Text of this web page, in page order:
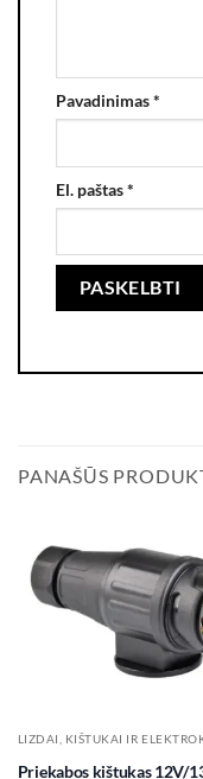
Pavadinimas*
El. paštas*
PANAŠŪS
Priekabos kištukas 12V/